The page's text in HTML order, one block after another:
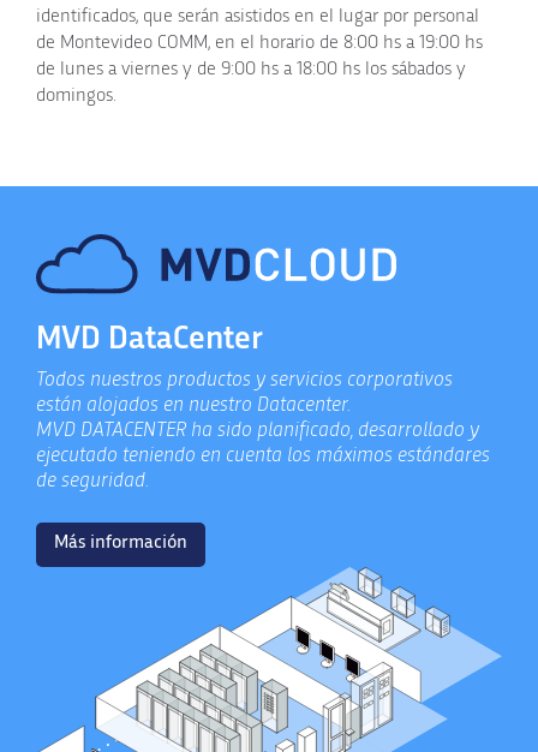
identificados, que serán asistidos en el lugar por personal
de Montevideo COMM, en el horario de 8:00 hs a 19:00 hs
de lunes a viernes y de 9:00 hs a 18:00 hs los sábados y
domingos.
MVD DataCenter
Todos nuestros productos y servicios corporativos
están alojados en nuestro Datacenter.
MVD DATACENTER ha sido planificado, desarrollado y
ejecutado teniendo en cuenta los máximos estándares
de seguridad.
Más información